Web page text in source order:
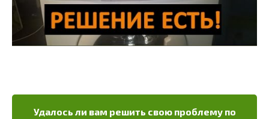
Удалось ли вам решить свою проблему по